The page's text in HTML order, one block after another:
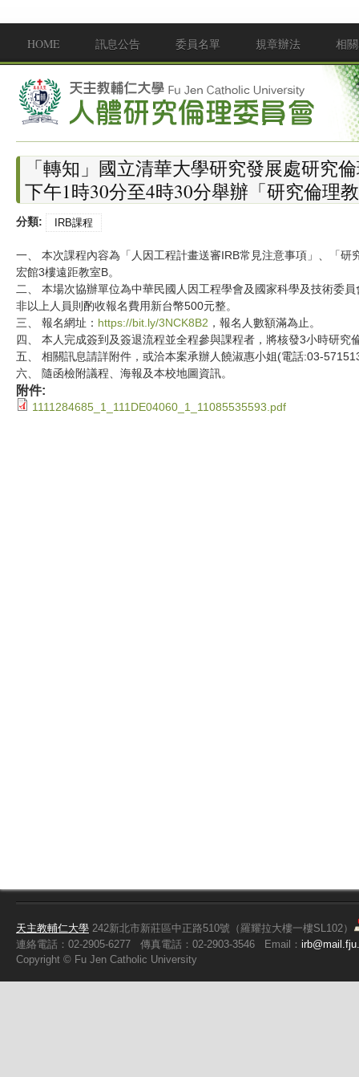
Main menu
HOME 訊息公告 委員名單 規章辦法 相
「轉知」國立清華大學研究發展處研究
下午1時30分至4時30分舉辦「研究倫理
分類: IRB課程
一、 本次課程內容為「人因工程計畫送審IRB常見注意事項」、「
宏館3樓遠距教室B。
二、 本場次協辦單位為中華民國人因工程學會及國家科學及技術委
非以上人員則酌收報名費用新台幣500元整。
三、 報名網址： https://bit.ly/3NCK8B2 ，報名人數額滿為止。
四、 本人完成簽到及簽退流程並全程參與課程者，將核發3小時研究
五、 相關訊息請詳附件，或洽本案承辦人饒淑惠小姐(電話:03-
六、 隨函檢附議程、海報及本校地圖資訊。
附件:
1111284685_1_111DE04060_1_11085535593.pdf
天主教輔仁大學 242新北市新莊區中正路510號（羅耀拉大樓一樓SL102）
連絡電話：02-2905-6277
傳真電話：02-2903-3546 Email：
Copyright © Fu Jen Catholic University